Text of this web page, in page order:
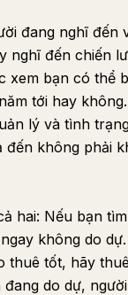
đang nghĩ đến
nghĩ đến chiến
xem bạn có thể
tới hay
lý và tình
đến không phải
hai: Nếu bạn
không do
thuê tốt, hãy
do dự,